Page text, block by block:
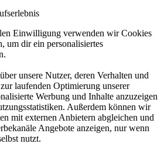
Einwilligung verwenden wir Cookies
um dir ein personalisiertes
unsere Nutzer, deren Verhalten und
laufenden Optimierung unserer
Werbung und Inhalte anzuzeigen
Außerdem können wir
mit externen Anbietern abgleichen und
Angebote anzeigen, nur wenn
nutzt.